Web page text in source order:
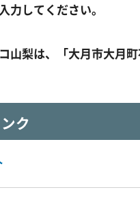
力してください。
山梨は、「大月市大月
ク